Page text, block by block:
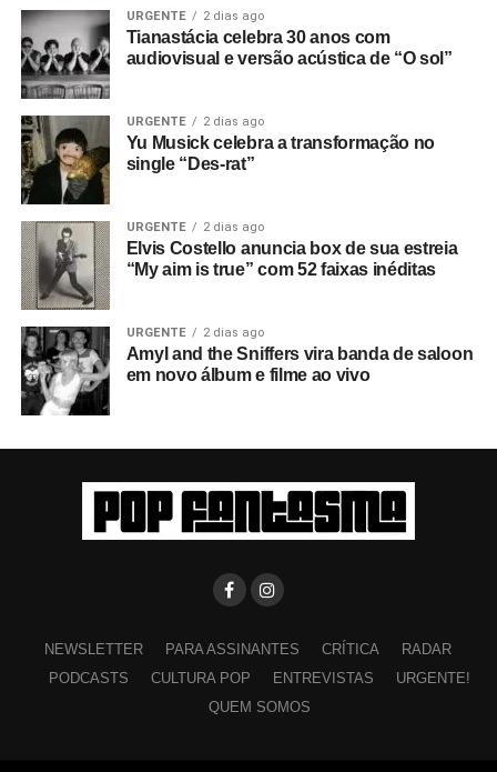
URGENTE 2 dias ago
Tianastácia celebra 30 anos com
audiovisual e versão acústica de “O sol”
URGENTE 2 dias ago
Yu Musick celebra a transformação no
single “Des-rat”
URGENTE 2 dias ago
Elvis Costello anuncia box de sua estreia
“My aim is true” com 52 faixas inéditas
URGENTE 2 dias ago
Amyl and the Sniffers vira banda de saloon
em novo álbum e filme ao vivo
NEWSLETTER PARA ASSINANTES CRÍTICA
RADAR
PODCASTS
CULTURA POP ENTREVISTAS
URGENTE!
QUEM SOMOS